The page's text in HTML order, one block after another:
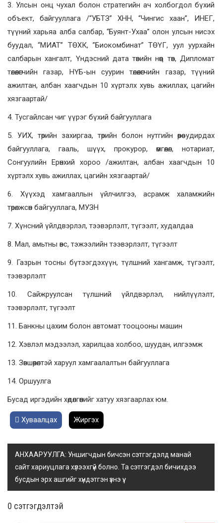
3. Улсын онц чухал болон стратегийн ач холбогдол бүхий
объект, байгууллага /“УБТЗ” ХНН, “Чингис хаан”, ИНЕГ,
түүний харьяа алба салбар, “Буянт-Ухаа” олон улсын нисэх
буудал, “МИАТ” ТӨХК, ”Биокомбинат” ТӨҮГ, уул уурхайн
салбарын хангалт, Үндэсний дата төвийн нөөц төв, Дипломат
төлөөлөгчийн газар, НҮБ-ын суурин төлөөлөгчийн газар, түүний
ажилтан, албан хаагчдын 10 хүртэлх хувь ажиллах, цагийн
хязгаартай/
4. Тусгайлсан чиг үүрэг бүхий байгууллага
5. УИХ, төрийн захиргаа, төрийн болон нутгийн өөрөө удирдах
байгууллага, гааль, шүүх, прокурор, өмгөөлөл, нотариат,
Сонгуулийн Ерөнхий хороо /ажилтан, албан хаагчдын 10
хүртэлх хувь ажиллах, цагийн хязгаартай/
6. Хүүхэд хамгааллын үйлчилгээ, асрамж халамжийн
төрөлжсөн байгууллага, МУЗН
7. Хүнсний үйлдвэрлэл, тээвэрлэлт, түгээлт, худалдаа
8. Мал, амьтны өвс, тэжээлийн тээвэрлэлт, түгээлт
9. Газрын тосны бүтээгдэхүүн, түлшний хангамж, түгээлт,
тээвэрлэлт
10. Сайжруулсан түлшний үйлдвэрлэл, нийлүүлэлт,
тээвэрлэлт, түгээлт
11. Банкны цахим болон автомат тооцооны машин
12. Хэвлэл мэдээлэл, харилцаа холбоо, шуудан, илгээмж
13. Зөвшөөрөлтэй харуул хамгаалалтын байгууллага
14. Оршуулга
Бусад иргэдийн хөдөлгөөнийг хатуу хязгаарлах юм.
Хуваалцах Жиргэх
АНХААРУУЛГА: Уншигчдын бичсэн сэтгэгдэлд манай
сайт хариуцлага хүлээхгүй болно. Та сэтгэгдэл бичихдээ
бусдын эрх ашгийг хүндэтгэн үзнэ үү.
0 cэтгэгдэлтэй